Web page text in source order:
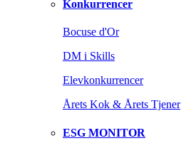
Konkurrencer
Bocuse d'Or
DM i Skills
Elevkonkurrencer
Årets Kok & Årets Tjener
ESG MONITOR